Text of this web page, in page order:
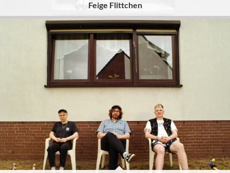
Feige Flittchen